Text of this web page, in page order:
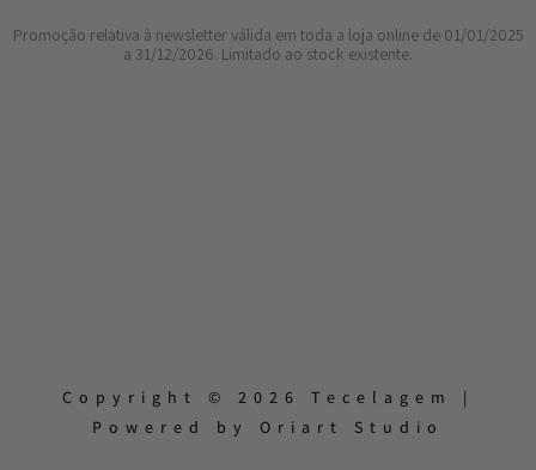
Promoção relativa à newsletter válida em toda a loja online de 01/01/2025
a 31/12/2026. Limitado ao stock existente.
Copyright © 2026 Tecelagem |
Powered by Oriart Studio